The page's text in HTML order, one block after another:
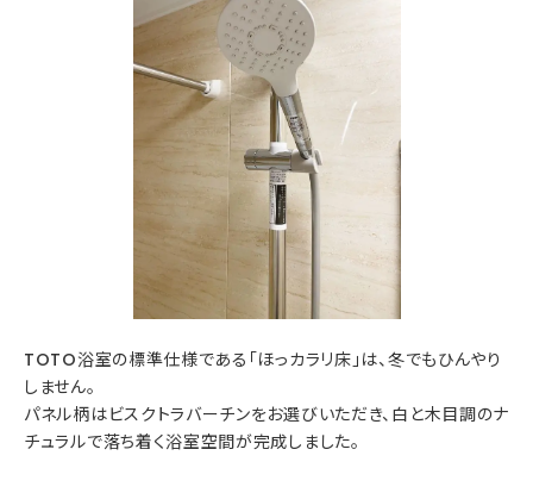
TOTO浴室の標準仕様である「ほっカラリ床」は、冬でもひんやり
しません。
パネル柄はビスクトラバーチンをお選びいただき、白と木目調のナ
チュラルで落ち着く浴室空間が完成しました。